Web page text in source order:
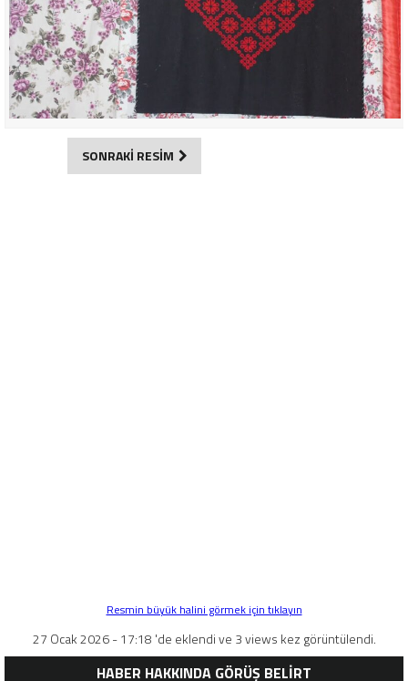
SONRAKİ RESİM
Resmin büyük halini görmek için tıklayın
27 Ocak 2026 - 17:18 'de eklendi ve 3 views kez görüntülendi.
HABER HAKKINDA GÖRÜŞ BELİRT